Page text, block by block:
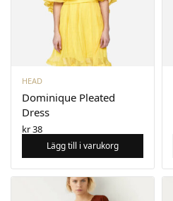
HEAD
Dominique Pleated
Dress
kr38
Lägg till i varukorg